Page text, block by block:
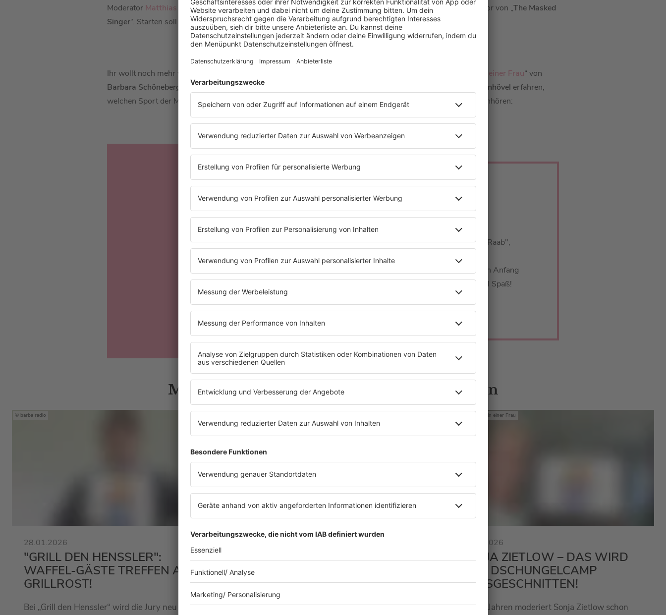
Moderator Matthias Opdenhövelist auf jeden Fall wieder mit dabei. Schon im letzten Jahr war er der Moderator von „The Masked
Singer“. Starten soll die zweite Staffel von „The Masked Singer“ am 10. März 2020, um 20.15 Uhr.
Ihr wollt noch mehr von Mit den Waffeln einer Frau“ von
Barbara Schöneberger
mitMatthias Opdenhövel Matthias Opdenhövel erfahren,
welchen Sport der Moderator für sich entdeckt hat. Hier könnt ihr denPodcastmitMatthias Opdenhövel nachhören:
Folge 26 | 13.05.2019 | 59:06
MATTHIAS OPDENHÖVEL
Früher moderierte Matthias Opdenhövel "Schlag den Raab",
heute ist er das Gesicht der "Sportschau". Barbaras
Schöneberges Taktik für das Gespräch steht dabei von Anfang
an fest: Kein Training und immer voll auf Angriff - Viel Spaß!
Mehr News zu Barbara Schönebergers Gästen
barba radio
28.01.2026
"GRILL DEN HENSSLER":
WAFFEL-GÄSTE TREFFEN AUF
GRILLROST!
Bei „Grill den Henssler“ wird die Jury neu
WAS KANN FYNN KLIEMANN
EIGENTLICH NICHT?
Fynn Kliemann war zu Gast bei Barbara
Schöneberger im Podcast „Mit den Waffeln
Mit den Waffeln einer Frau
23.01.2026
SONJA ZIETLOW – DAS WIRD
BEIM DSCHUNGELCAMP
RAUSGESCHNITTEN!
Seit 20 Jahren moderiert Sonja Zietlow schon